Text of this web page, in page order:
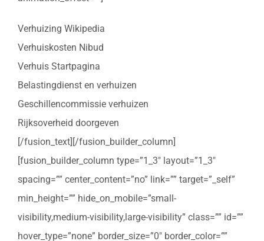
Verhuizing Wikipedia
Verhuiskosten Nibud
Verhuis Startpagina
Belastingdienst en verhuizen
Geschillencommissie verhuizen
Rijksoverheid doorgeven
[/fusion_text][/fusion_builder_column]
[fusion_builder_column type=”1_3″ layout=”1_3″
spacing=”” center_content=”no” link=”” target=”_self”
min_height=”” hide_on_mobile=”small-
visibility,medium-visibility,large-visibility” class=”” id=””
hover_type=”none” border_size=”0″ border_color=””